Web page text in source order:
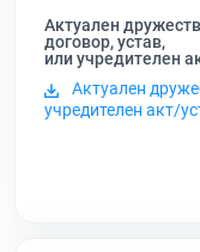
Актуален
договор, устав,
или учредителен
Актуален
учредителен акт/